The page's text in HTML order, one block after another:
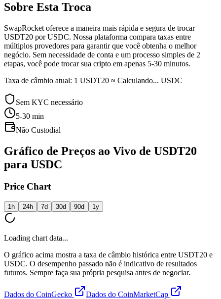
Sobre Esta Troca
SwapRocket oferece a maneira mais rápida e segura de trocar
USDT20 por USDC. Nossa plataforma compara taxas entre
múltiplos provedores para garantir que você obtenha o melhor
negócio. Sem necessidade de conta e um processo simples de 2
etapas, você pode trocar sua cripto em apenas 5-30 minutos.
Taxa de câmbio atual: 1 USDT20 ≈ Calculando... USDC
Sem KYC necessário
5-30 min
Não Custodial
Gráfico de Preços ao Vivo de USDT20
para USDC
Price Chart
1h 24h 7d 30d 90d 1y
Loading chart data...
O gráfico acima mostra a taxa de câmbio histórica entre USDT20 e
USDC. O desempenho passado não é indicativo de resultados
futuros. Sempre faça sua própria pesquisa antes de negociar.
Dados do CoinGecko Dados do CoinMarketCap